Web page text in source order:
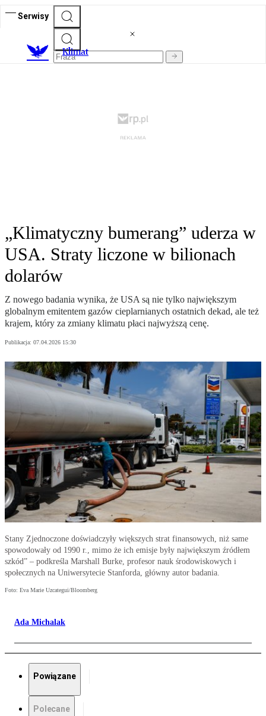
Serwisy
Klimat
„Klimatyczny bumerang” uderza w
USA. Straty liczone w bilionach
dolarów
Z nowego badania wynika, że USA są nie tylko największym
globalnym emitentem gazów cieplarnianych ostatnich dekad, ale też
krajem, który za zmiany klimatu płaci najwyższą cenę.
Publikacja: 07.04.2026 15:30
Stany Zjednoczone doświadczyły większych strat finansowych, niż same
spowodowały od 1990 r., mimo że ich emisje były największym źródłem
szkód” – podkreśla Marshall Burke, profesor nauk środowiskowych i
społecznych na Uniwersytecie Stanforda, główny autor badania.
Foto: Eva Marie Uzcategui/Bloomberg
Ada Michalak
Powiązane
Polecane